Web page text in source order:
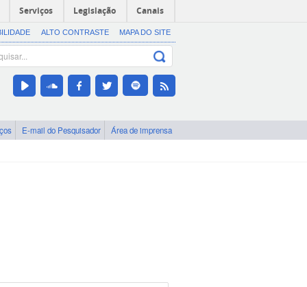
Serviços Legislação Canais
ALTO CONTRASTE MAPA DO SITE
E-mail do Pesquisador Área de imprensa